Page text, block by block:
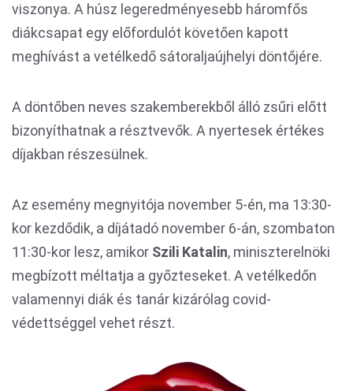
viszonya. A húsz legeredményesebb háromfős
diákcsapat egy előfordulót követően kapott
meghívást a vetélkedő sátoraljaújhelyi döntőjére.
A döntőben neves szakemberekből álló zsűri előtt
bizonyíthatnak a résztvevők. A nyertesek értékes
díjakban részesülnek.
Az esemény megnyitója november 5-én, ma 13:30-
kor kezdődik, a díjátadó november 6-án, szombaton
11:30-kor lesz, amikor Szili Katalin, miniszterelnöki
megbízott méltatja a győzteseket. A vetélkedőn
valamennyi diák és tanár kizárólag covid-
védettséggel vehet részt.